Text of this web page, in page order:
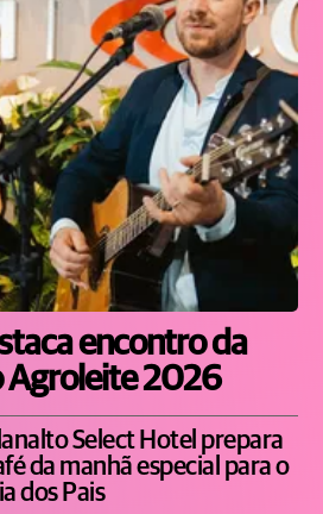
encontro da
Agroleite 2026
Select Hotel prepara
da manhã especial para o
dos Pais